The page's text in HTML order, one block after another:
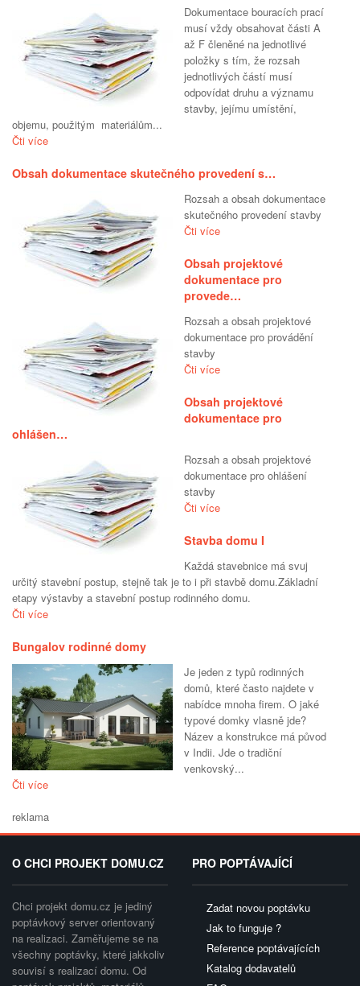
Dokumentace bouracích prací
musí vždy obsahovat části A
až F členěné na jednotlivé
položky s tím, že rozsah
jednotlivých částí musí
odpovídat druhu a významu
stavby, jejímu umístění,
objemu, použitým materiálům...
Čti více
Obsah dokumentace skutečného provedení s…
Rozsah a obsah dokumentace
skutečného provedení stavby
Čti více
Obsah projektové
dokumentace pro
provede…
Rozsah a obsah projektové
dokumentace pro provádění
stavby
Čti více
Obsah projektové
dokumentace pro
ohlášen…
Rozsah a obsah projektové
dokumentace pro ohlášení
stavby
Čti více
Stavba domu I
Každá stavebnice má svuj
určitý stavební postup, stejně tak je to i při stavbě domu.Základní
etapy výstavby a stavební postup rodinného domu.
Čti více
Bungalov rodinné domy
Je jeden z typů rodinných
domů, které často najdete v
nabídce mnoha firem. O jaké
typové domky vlasně jde?
Název a konstrukce má původ
v Indii. Jde o tradiční
venkovský...
Čti více
reklama
O CHCI PROJEKT DOMU.CZ
Chci projekt domu.cz je jediný
poptávkový server orientovaný
na realizaci. Zaměřujeme se na
všechny poptávky, které jakkoliv
souvisí s realizací domu. Od
PRO POPTÁVAJÍCÍ
Zadat novou poptávku
Jak to funguje ?
Reference poptávajících
Katalog dodavatelů